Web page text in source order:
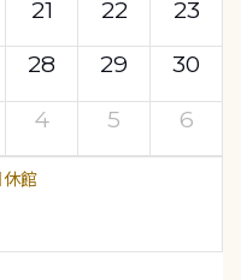
21 22
23
28 29
30
4 5 6
館